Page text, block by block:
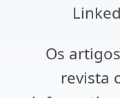
Os
revista